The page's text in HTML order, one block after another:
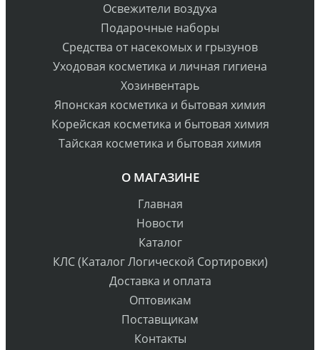
Освежители воздуха
Подарочные наборы
Средства от насекомых и грызунов
Уходовая косметика и личная гигиена
Хозинвентарь
Японская косметика и бытовая химия
Корейская косметика и бытовая химия
Тайская косметика и бытовая химия
О МАГАЗИНЕ
Главная
Новости
Каталог
КЛС (Каталог Логической Сортировки)
Доставка и оплата
Оптовикам
Поставщикам
Контакты